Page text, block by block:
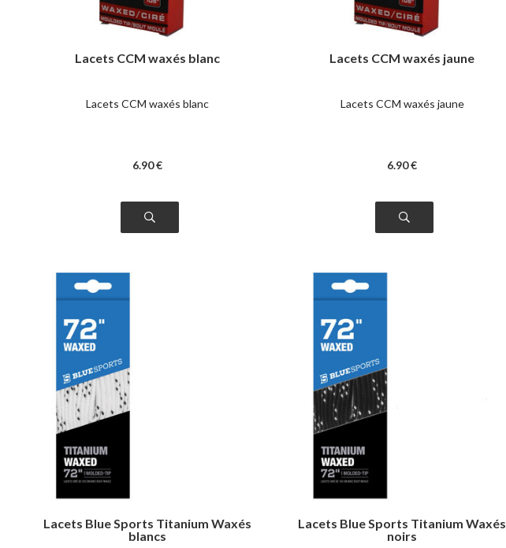
Lacets CCM waxés blanc
Lacets CCM waxés blanc
6.90€
Lacets CCM waxés jaune
Lacets CCM waxés jaune
6.90€
Lacets Blue Sports Titanium Waxés
blancs
Lacets Blue Sports Titanium Waxés
noirs